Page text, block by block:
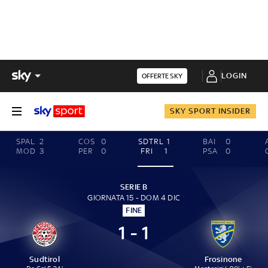
OFFERTE SKY LOGIN
SKY SPORT INSIDER
SPAL
2
MOD 3
COS
0
PER
0
SDTRL
1
FRI
1
BAI
0
PSA
0
SERIE B
GIORNATA 15 - DOM 4 DIC
FINE
Sudtirol
1 - 1
Frosinone